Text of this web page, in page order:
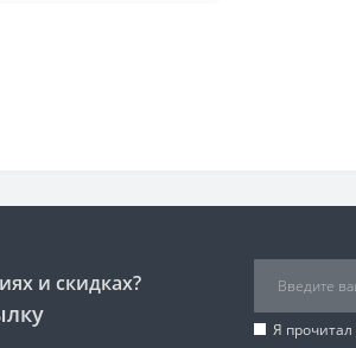
и скидках?
Я прочитал